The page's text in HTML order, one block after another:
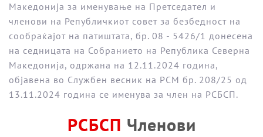
Македонија за именување на Претседател и
членови на Републичкиот совет за безбедност на
сообраќајот на патиштата, бр. 08 - 5426/1 донесена
на седницата на Собранието на Република Северна
Македонија, одржана на 12.11.2024 година,
објавена во Службен весник на РСМ бр. 208/25 од
13.11.2024 година се именува за член на РСБСП.
РСБСП Членови